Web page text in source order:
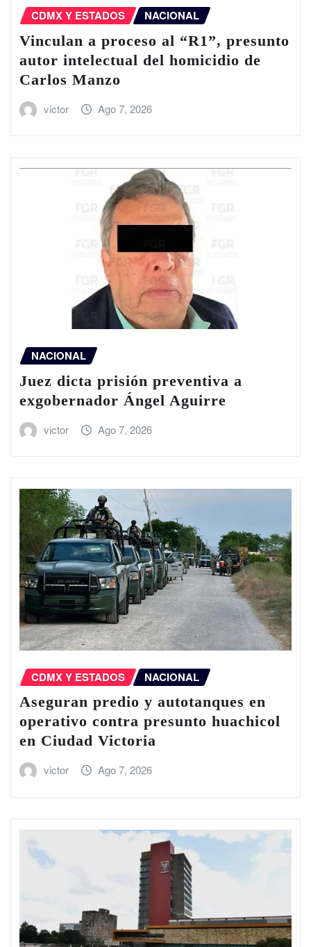
CDMX Y ESTADOS NACIONAL
Vinculan a proceso al “R1”, presunto
autor intelectual del homicidio de
Carlos Manzo
victor Ago 7, 2026
NACIONAL
Juez dicta prisión preventiva a
exgobernador Ángel Aguirre
victor Ago 7, 2026
CDMX Y ESTADOS NACIONAL
Aseguran predio y autotanques en
operativo contra presunto huachicol
en Ciudad Victoria
victor Ago 7, 2026